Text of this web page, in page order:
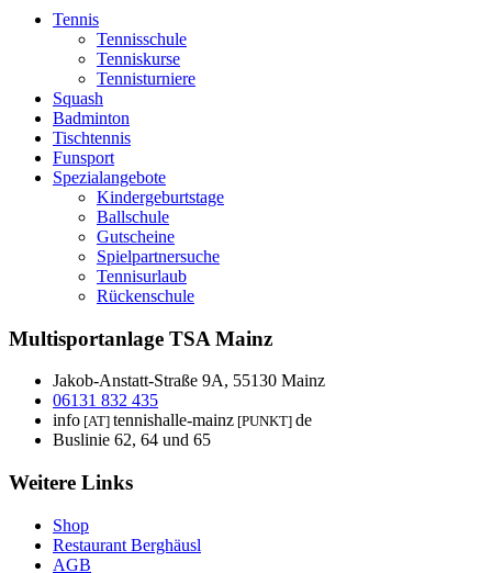
Tennis
Tennisschule
Tenniskurse
Tennisturniere
Squash
Badminton
Tischtennis
Funsport
Spezialangebote
Kindergeburtstage
Ballschule
Gutscheine
Spielpartnersuche
Tennisurlaub
Rückenschule
Multisportanlage TSA Mainz
Jakob-Anstatt-Straße 9A, 55130 Mainz
06131 832 435
info [AT] tennishalle-mainz [PUNKT] de
Buslinie 62, 64 und 65
Weitere Links
Shop
Restaurant Berghäusl
AGB